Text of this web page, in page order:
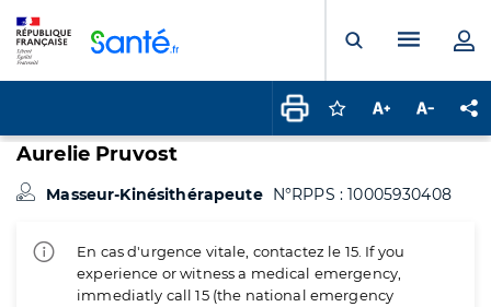
Ouvrir laMenu
Connectez-vous
Augmenter la
Aurelie Pruvost
Masseur-Kinésithérapeute N°RPPS : 10005930408
En cas d'urgence vitale, contactez le 15. If you
experience or witness a medical emergency,
immediatly call 15 (the national emergency